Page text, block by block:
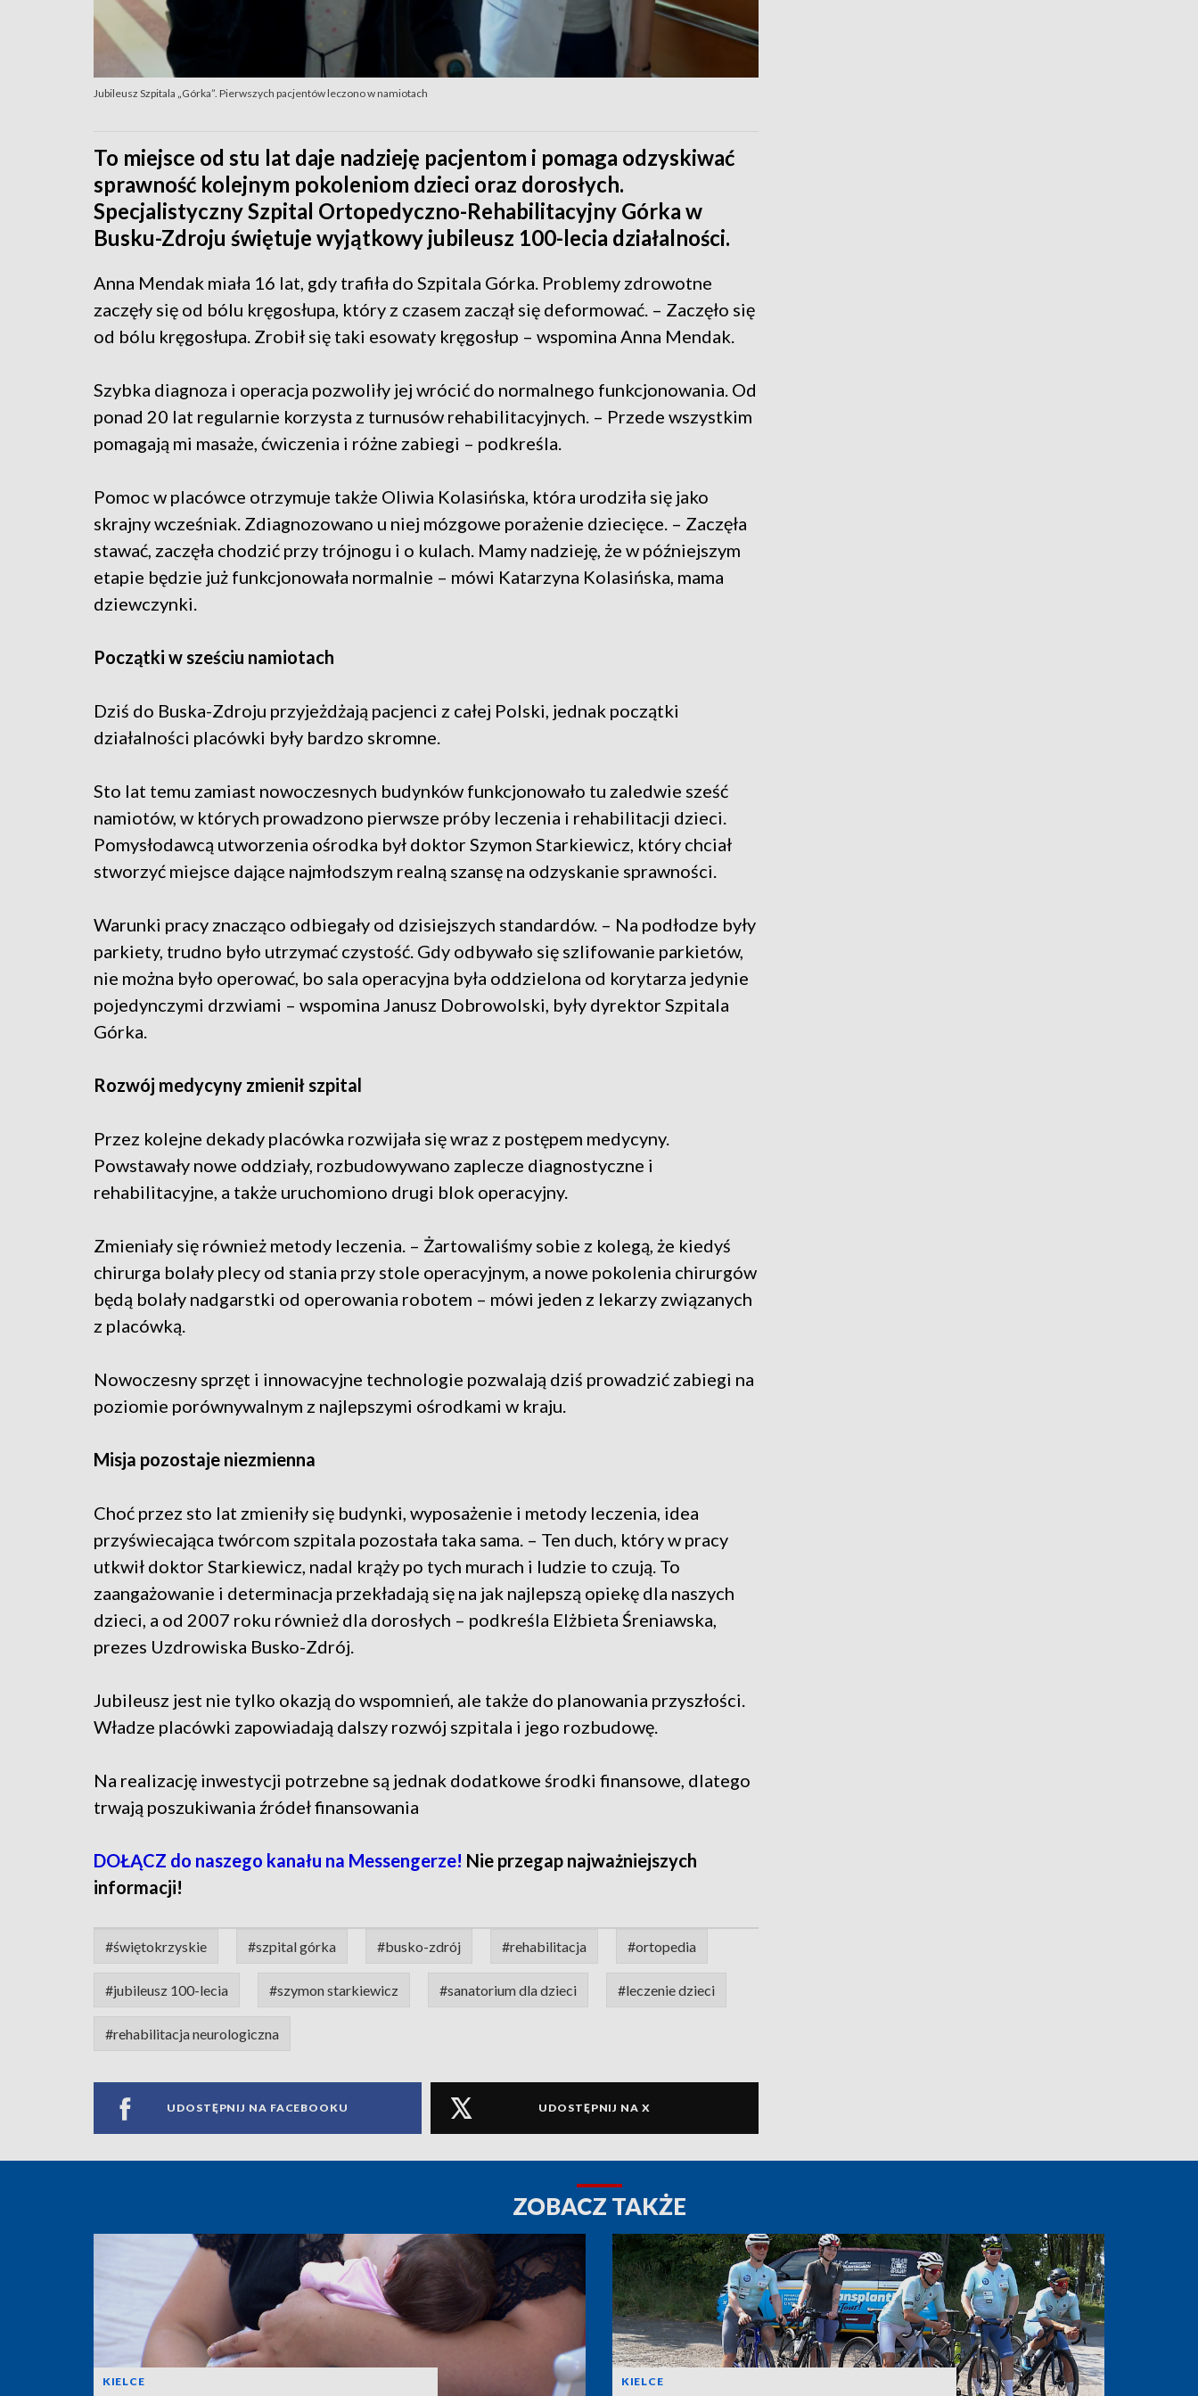
Jubileusz Szpitala „Górka”. Pierwszych pacjentów leczono w namiotach
To miejsce od stu lat daje nadzieję pacjentom i pomaga odzyskiwać
sprawność kolejnym pokoleniom dzieci oraz dorosłych.
Specjalistyczny Szpital Ortopedyczno-Rehabilitacyjny Górka w
Busku-Zdroju świętuje wyjątkowy jubileusz 100-lecia działalności.
Anna Mendak miała 16 lat, gdy trafiła do Szpitala Górka. Problemy zdrowotne
zaczęły się od bólu kręgosłupa, który z czasem zaczął się deformować. – Zaczęło się
od bólu kręgosłupa. Zrobił się taki esowaty kręgosłup – wspomina Anna Mendak.
Szybka diagnoza i operacja pozwoliły jej wrócić do normalnego funkcjonowania. Od
ponad 20 lat regularnie korzysta z turnusów rehabilitacyjnych. – Przede wszystkim
pomagają mi masaże, ćwiczenia i różne zabiegi – podkreśla.
Pomoc w placówce otrzymuje także Oliwia Kolasińska, która urodziła się jako
skrajny wcześniak. Zdiagnozowano u niej mózgowe porażenie dziecięce. – Zaczęła
stawać, zaczęła chodzić przy trójnogu i o kulach. Mamy nadzieję, że w późniejszym
etapie będzie już funkcjonowała normalnie – mówi Katarzyna Kolasińska, mama
dziewczynki.
Początki w sześciu namiotach
Dziś do Buska-Zdroju przyjeżdżają pacjenci z całej Polski, jednak początki
działalności placówki były bardzo skromne.
Sto lat temu zamiast nowoczesnych budynków funkcjonowało tu zaledwie sześć
namiotów, w których prowadzono pierwsze próby leczenia i rehabilitacji dzieci.
Pomysłodawcą utworzenia ośrodka był doktor Szymon Starkiewicz, który chciał
stworzyć miejsce dające najmłodszym realną szansę na odzyskanie sprawności.
Warunki pracy znacząco odbiegały od dzisiejszych standardów. – Na podłodze były
parkiety, trudno było utrzymać czystość. Gdy odbywało się szlifowanie parkietów,
nie można było operować, bo sala operacyjna była oddzielona od korytarza jedynie
pojedynczymi drzwiami – wspomina Janusz Dobrowolski, były dyrektor Szpitala
Górka.
Rozwój medycyny zmienił szpital
Przez kolejne dekady placówka rozwijała się wraz z postępem medycyny.
Powstawały nowe oddziały, rozbudowywano zaplecze diagnostyczne i
rehabilitacyjne, a także uruchomiono drugi blok operacyjny.
Zmieniały się również metody leczenia. – Żartowaliśmy sobie z kolegą, że kiedyś
chirurga bolały plecy od stania przy stole operacyjnym, a nowe pokolenia chirurgów
będą bolały nadgarstki od operowania robotem – mówi jeden z lekarzy związanych
z placówką.
Nowoczesny sprzęt i innowacyjne technologie pozwalają dziś prowadzić zabiegi na
poziomie porównywalnym z najlepszymi ośrodkami w kraju.
Misja pozostaje niezmienna
Choć przez sto lat zmieniły się budynki, wyposażenie i metody leczenia, idea
przyświecająca twórcom szpitala pozostała taka sama. – Ten duch, który w pracy
utkwił doktor Starkiewicz, nadal krąży po tych murach i ludzie to czują. To
zaangażowanie i determinacja przekładają się na jak najlepszą opiekę dla naszych
dzieci, a od 2007 roku również dla dorosłych – podkreśla Elżbieta Śreniawska,
prezes Uzdrowiska Busko-Zdrój.
Jubileusz jest nie tylko okazją do wspomnień, ale także do planowania przyszłości.
Władze placówki zapowiadają dalszy rozwój szpitala i jego rozbudowę.
Na realizację inwestycji potrzebne są jednak dodatkowe środki finansowe, dlatego
trwają poszukiwania źródeł finansowania
DOŁĄCZ do naszego kanału na Messengerze! Nie przegap najważniejszych
informacji!
#świętokrzyskie #szpital górka #busko-zdrój #rehabilitacja #ortopedia
#jubileusz 100-lecia #szymon starkiewicz #sanatorium dla dzieci #leczenie dzieci
#rehabilitacja neurologiczna
UDOSTĘPNIJ NA FACEBOOKU UDOSTĘPNIJ NA X
ZOBACZ TAKŻE
KIELCE KIELCE